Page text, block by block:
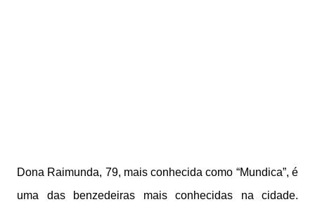
Dona Raimunda, 79, mais conhecida como “Mundica”, é
uma das benzedeiras mais conhecidas na cidade.